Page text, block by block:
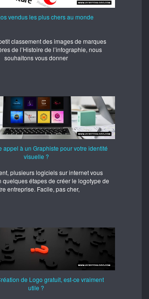
vendus les plus chers au monde
classement des images de marques
de l’Histoire de l’infographie, nous
souhaitons vous donner
appel à un Graphiste pour votre identité
visuelle ?
plusieurs logiciels sur internet vous
quelques étapes de créer le logotype de
entreprise. Facile, pas cher,
de Logo gratuit, est-ce vraiment
utile ?